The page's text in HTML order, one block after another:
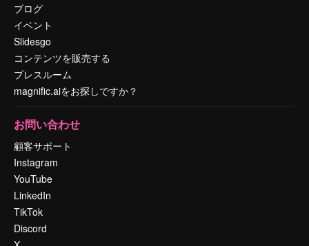
ブログ
イベント
Slidesgo
コンテンツを販売する
プレスルーム
magnific.aiをお探しですか？
お問い合わせ
顧客サポート
Instagram
YouTube
LinkedIn
TikTok
Discord